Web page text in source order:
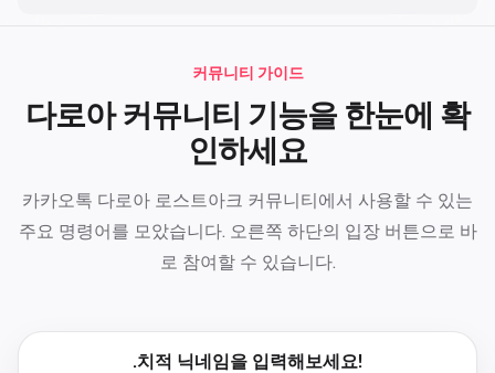
커뮤니티 가이드
다로아 커뮤니티 기능을 한눈에 확
인하세요
카카오톡 다로아 로스트아크 커뮤니티에서 사용할 수 있는
주요 명령어를 모았습니다. 오른쪽 하단의 입장 버튼으로 바
로 참여할 수 있습니다.
.치적 닉네임을 입력해보세요!